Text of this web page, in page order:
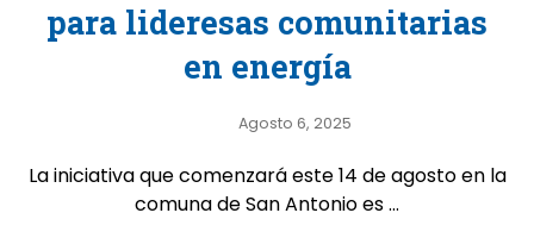
para lideresas comunitarias
en energía
Agosto 6, 2025
La iniciativa que comenzará este 14 de agosto en la
comuna de San Antonio es ...